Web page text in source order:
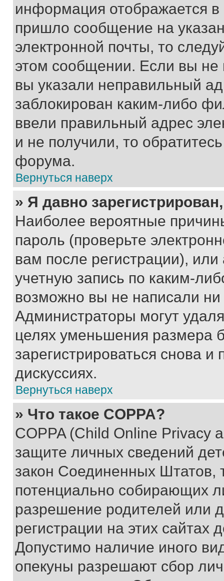
информация отображается
пришло сообщение на
электронной почты, то
этом сообщении. Если вы
вы указали неправильный
заблокирован каким-либо
ввели правильный адрес
и не получили, то
форума.
Вернуться наверх
» Я давно
Наиболее вероятные
пароль (проверьте
вам после регистрации),
учетную запись по каким-
возможно вы не написали
Администраторы могут
целях уменьшения размера
зарегистрироваться снова и
дискуссиях.
Вернуться наверх
» Что такое COPPA?
COPPA (Child Online Privacy
защите личных сведений
закон Соединенных Штатов,
потенциально собирающих
разрешение родителей или
регистрации на этих сайтах
Допустимо наличие иного
опекуны разрешают сбор